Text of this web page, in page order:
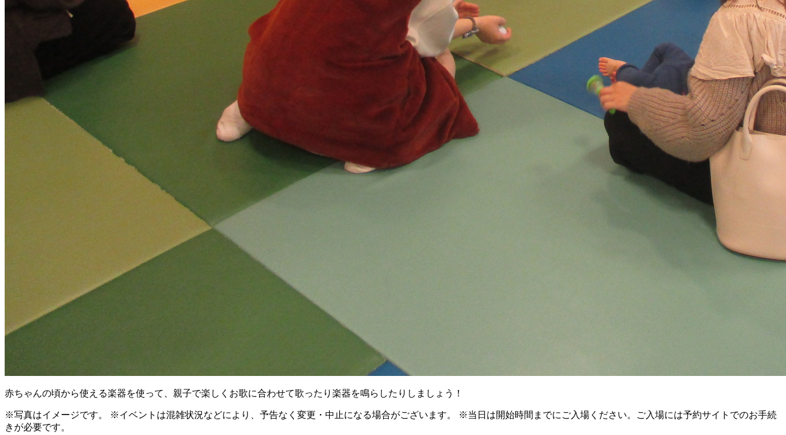
赤ちゃんの頃から使える楽器を使って、親子で楽しくお歌に合わせて歌ったり楽器を鳴らしたりしましょう！
※写真はイメージです。 ※イベントは混雑状況などにより、予告なく変更・中止になる場合がございます。 ※当日は開始時間までにご入場ください。ご入場には予約サイトでのお手続
きが必要です。